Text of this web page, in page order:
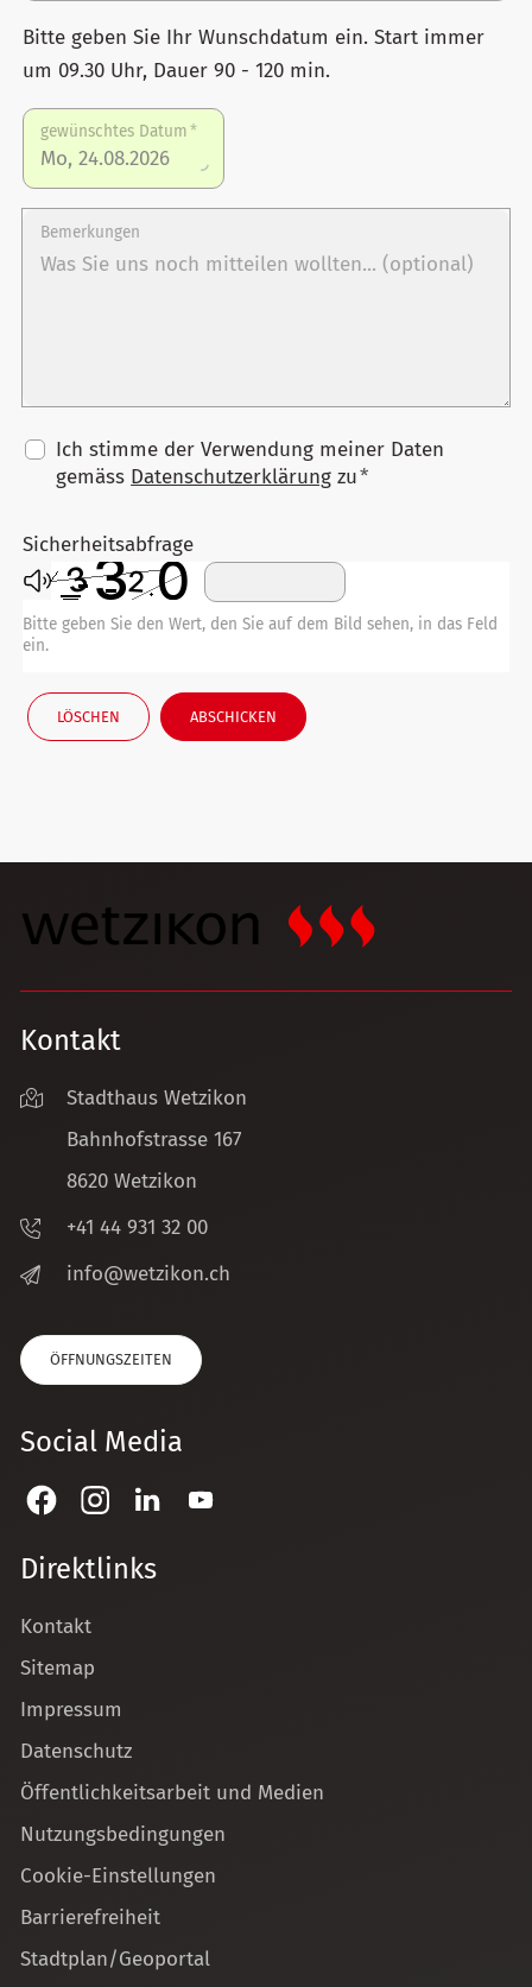
Bitte geben Sie Ihr Wunschdatum ein. Start immer
um 09.30 Uhr, Dauer 90 - 120 min.
gewünschtes Datum*
Bemerkungen
Ich stimme der Verwendung meiner Daten
gemäss Datenschutzerklärung zu*
Sicherheitsabfrage
Bitte geben Sie den Wert, den Sie auf dem Bild sehen, in das Feld
ein.
LÖSCHEN ABSCHICKEN
Kontakt
Stadthaus Wetzikon
Bahnhofstrasse 167
8620 Wetzikon
+41 44 931 32 00
nf
w tz k n ch
ÖFFNUNGSZEITEN
Social Media
Direktlinks
Kontakt
Sitemap
Impressum
Datenschutz
Öffentlichkeitsarbeit und Medien
Nutzungsbedingungen
Cookie-Einstellungen
Barrierefreiheit
Stadtplan/Geoportal